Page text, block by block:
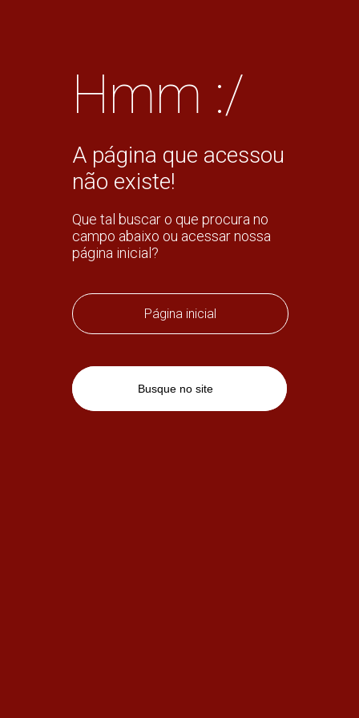
Hmm :/
A página que acessou
não existe!
Que tal buscar o que procura no
campo abaixo ou acessar nossa
página inicial?
Página inicial